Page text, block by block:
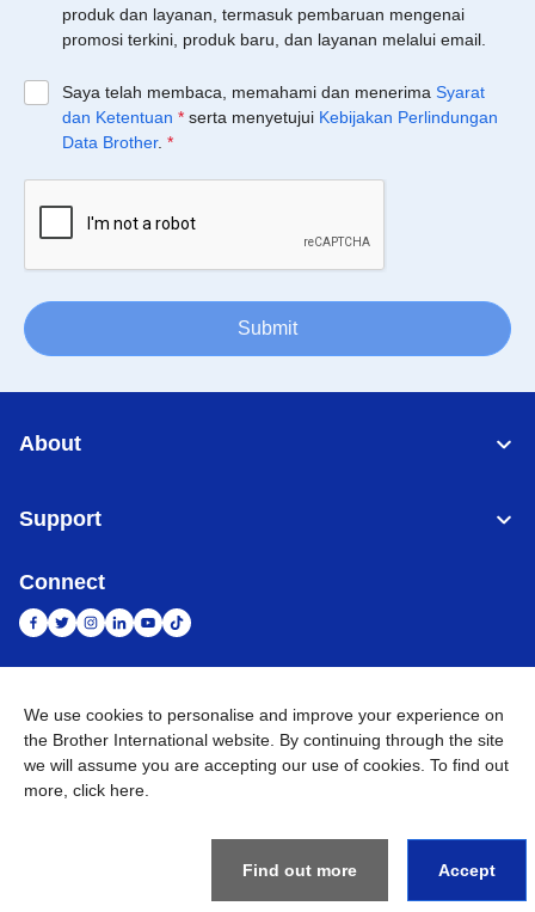
produk dan layanan, termasuk pembaruan mengenai
promosi terkini, produk baru, dan layanan melalui email.
Saya telah membaca, memahami dan menerima Syarat
dan Ketentuan * serta menyetujui Kebijakan Perlindungan
Data Brother. *
Submit
About
Support
Connect
Indonesia Jaringan Global
Privacy Policy Ketentuan Penggunaan Site Map Kunjungi Situs Global
Rights Reserved
We use cookies to personalise and improve your experience on
the Brother International website. By continuing through the site
we will assume you are accepting our use of cookies. To find out
more, click here
Find out more Accept